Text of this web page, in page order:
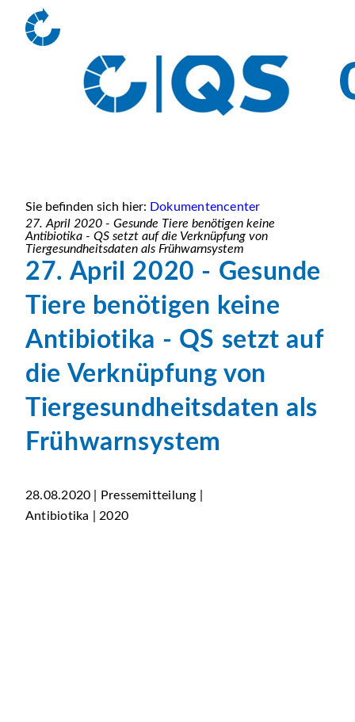
Sie befinden sich hier: Dokumentencenter
27. April 2020 - Gesunde Tiere benötigen keine
Antibiotika - QS setzt auf die Verknüpfung von
Tiergesundheitsdaten als Frühwarnsystem
27. April 2020 - Gesunde
Tiere benötigen keine
Antibiotika - QS setzt auf
die Verknüpfung von
Tiergesundheitsdaten als
Frühwarnsystem
28.08.2020 | Pressemitteilung |
Antibiotika | 2020